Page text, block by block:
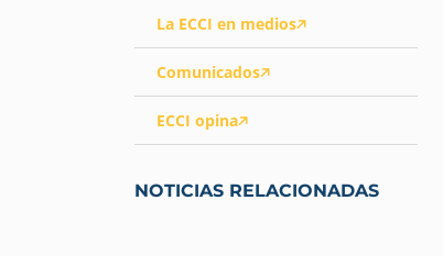
La ECCI en medios
Comunicados
ECCI opina
NOTICIAS RELACIONADAS